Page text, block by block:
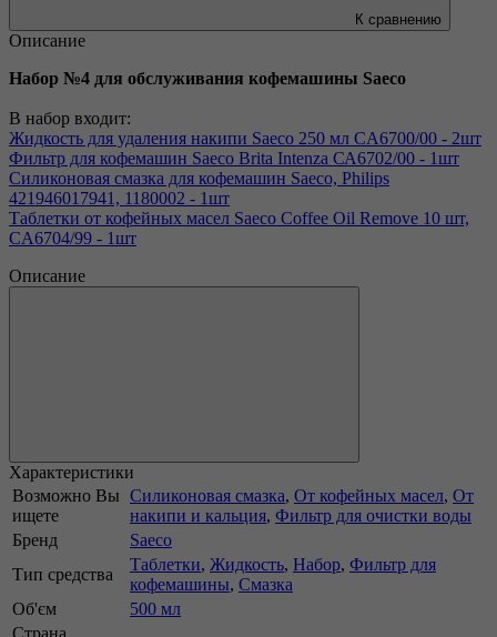
К сравнению
Описание
Набор №4 для обслуживания кофемашины Saeco
В набор входит:
Жидкость для удаления накипи Saeco 250 мл CA6700/00 - 2шт
Фильтр для кофемашин Saeco Brita Intenza СА6702/00 - 1шт
Силиконовая смазка для кофемашин Saeco, Philips
421946017941, 1180002 - 1шт
Таблетки от кофейных масел Saeco Coffee Oil Remove 10 шт,
CA6704/99 - 1шт
Описание
Характеристики
Возможно Вы
ищете
Силиконовая смазка, От кофейных масел, От
накипи и кальция, Фильтр для очистки воды
Бренд
Saeco
Тип средства
Таблетки, Жидкость, Набор, Фильтр для
кофемашины, Смазка
Об'єм
500 мл
Страна